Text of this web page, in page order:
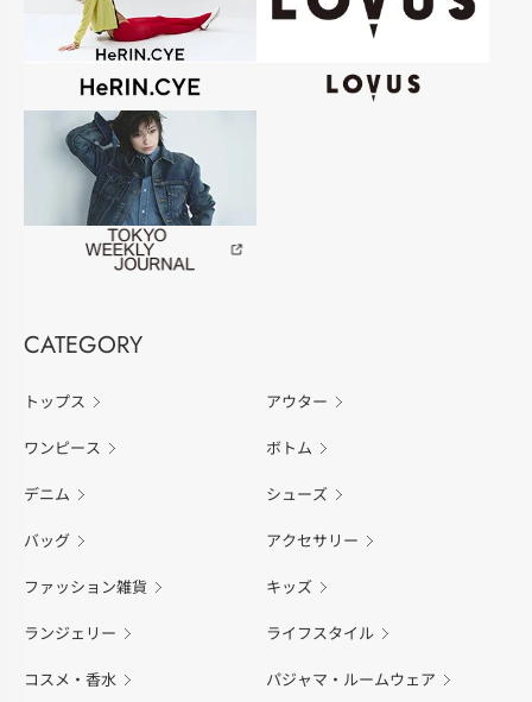
CATEGORY
トップス アウター
ワンピース ボトム
デニム シューズ
バッグ アクセサリー
ファッション雑貨 キッズ
ランジェリー ライフスタイル
コスメ・香水 パジャマ・ルームウェア